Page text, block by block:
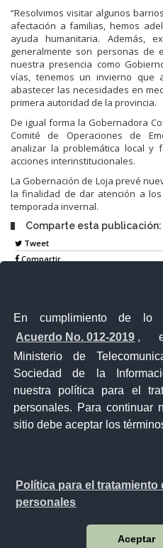
En cumplimiento de lo
Acuerdo No. 012-2019 ,
Ministerio de
Sociedad de la
nuestra política para el
personales. Para continuar
sitio debe aceptar los
Política para el tratamiento
personales
Aceptar
“Resolvimos visitar algunos
afectación a familias, hemos
ayuda humanitaria. Además,
generalmente son personas de
nuestra presencia como
vías, tenemos un invierno que
abastecer las necesidades en
primera autoridad de la provincia.
De igual forma la Gobernadora
Comité de Operaciones de
analizar la problemática local y
acciones interinstitucionales.
La Gobernación de Loja prevé
la finalidad de dar atención a
temporada invernal.
Comparte esta publicación:
Tweet
Compartir
Entérate
Contacto
10 de agosto 158-13 y Bernardo